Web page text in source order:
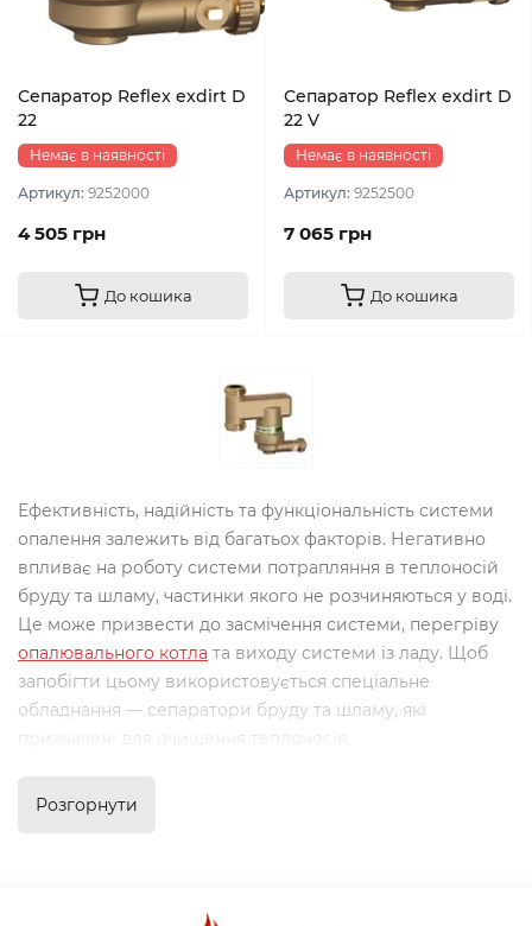
Сепаратор Reflex exdirt D
22
Немає в наявності
Артикул: 9252000
4 505 грн
До кошика
Сепаратор Reflex exdirt D
22 V
Немає в наявності
Артикул: 9252500
7 065 грн
До кошика
Ефективність, надійність та функціональність системи
опалення залежить від багатьох факторів. Негативно
впливає на роботу системи потрапляння в теплоносій
бруду та шламу, частинки якого не розчиняються у воді.
Це може призвести до засмічення системи, перегріву
опалювального котла та виходу системи із ладу. Щоб
запобігти цьому використовується спеціальне
обладнання — сепаратори бруду та шламу, які
У чому полягає небезпека шламу
потрапити до системи ззовні, у момент заповнення її
Розгорнути